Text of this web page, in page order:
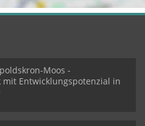
Moos -
mit Entwicklungspotenzial in